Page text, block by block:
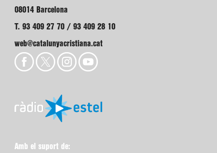
08014 Barcelona
T. 93 409 27 70 / 93 409 28 10
web@catalunyacristiana.cat
Amb el suport de: